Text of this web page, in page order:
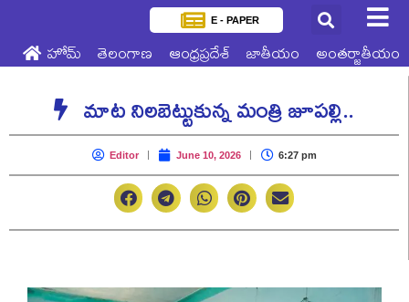
E - PAPER
హోమ్ తెలంగాణ ఆంధ్రప్రదేశ్ జాతీయం అంతర్జాతీయం
మాట నిలబెట్టుకున్న మంత్రి జూపల్లి..
Editor June 10, 2026 6:27 pm